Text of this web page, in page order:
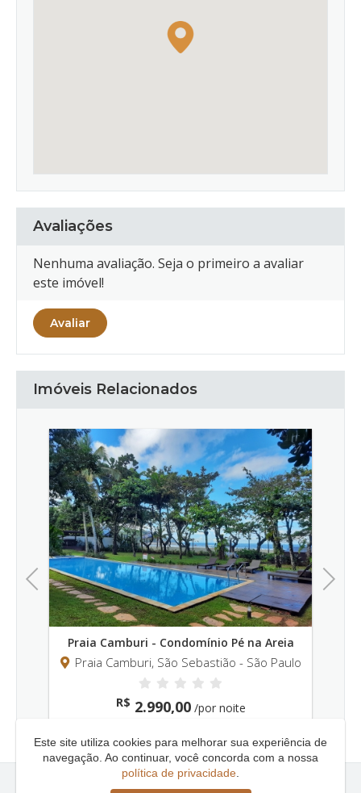
Avaliações
Nenhuma avaliação. Seja o primeiro a avaliar
este imóvel!
Avaliar
Imóveis Relacionados
Previous
Praia de Juquehy
Praia Juquehy, São Sebastião - São Paulo
R$4.750,00/por noite
Next
Este site utiliza cookies para melhorar sua experiência de
navegação. Ao continuar, você concorda com a nossa
política de privacidade